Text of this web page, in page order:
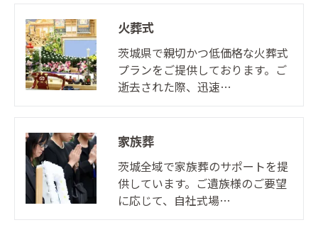
火葬式
茨城県で親切かつ低価格な火葬式
プランをご提供しております。ご
逝去された際、迅速…
家族葬
茨城全域で家族葬のサポートを提
供しています。ご遺族様のご要望
に応じて、自社式場…